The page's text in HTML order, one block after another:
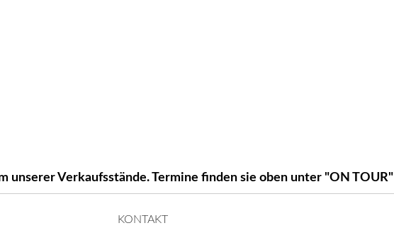
unserer Verkaufsstände. Termine finden sie oben unter "ON TOUR"
KONTAKT